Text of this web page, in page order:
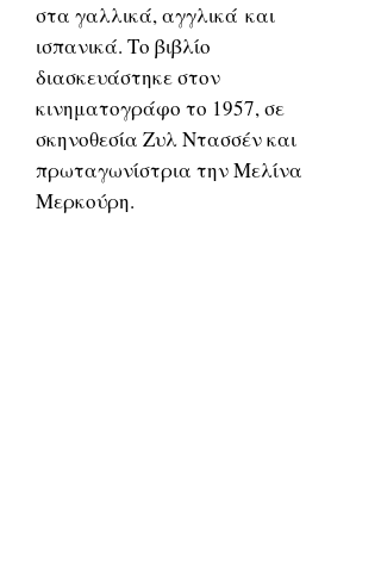
στα γαλλικά, αγγλικά και
ισπανικά. Το βιβλίο
διασκευάστηκε στον
κινηματογράφο το 1957, σε
σκηνοθεσία Ζυλ Ντασσέν και
πρωταγωνίστρια την Μελίνα
Μερκούρη.